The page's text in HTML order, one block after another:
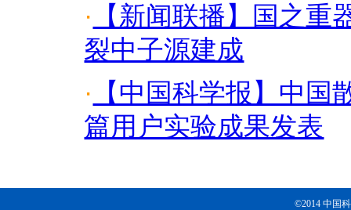
· 【新闻联播】国之重
裂中子源建成
· 【中国科学报】中国
篇用户实验成果发表
©2014 中国